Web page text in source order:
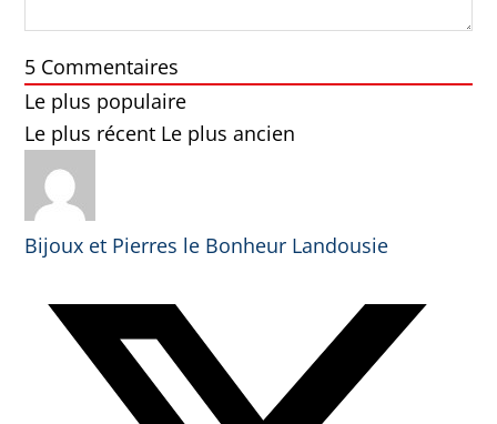
5 Commentaires
Le plus populaire
Le plus récent Le plus ancien
Bijoux et Pierres le Bonheur Landousie